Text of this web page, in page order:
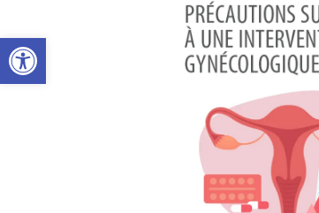
Open toolbar